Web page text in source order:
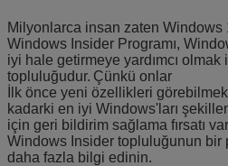
Milyonlarca insan zaten Windows
Windows Insider Programı,
iyi hale getirmeye yardımcı
topluluğudur. Çünkü onlar
İlk önce yeni özellikleri
kadarki en iyi Windows'ları
için geri bildirim sağlama fırsatı
Windows Insider topluluğunun bir
daha fazla bilgi edinin.